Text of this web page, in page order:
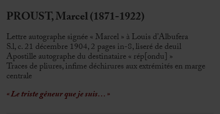
PROUST, Marcel (1871-1922)
Lettre autographe signée « Marcel » à Louis d’Albufera
S.l, c. 21 décembre 1904, 2 pages in-8, liseré de deuil
Apostille autographe du destinataire « rép[ondu] »
Traces de pliures, infime déchirures aux extrémités en marge
centrale
« Le triste gêneur que je suis… »